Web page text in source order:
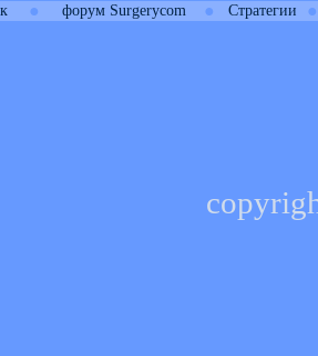
● форум Surgerycom ● Стратегии ●